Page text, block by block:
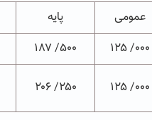
عمومی پایه
۰۰۰/ ۱۲۵ ۵۰۰/ ۱۸۷
۰۰۰/ ۱۲۵ ۲۵۰/ ۲۰۶